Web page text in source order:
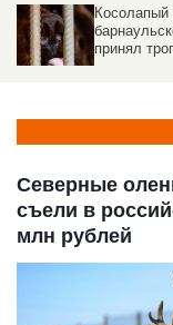
Косолапый
принял
Северные
съели в
млн рублей